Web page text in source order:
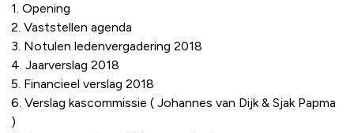
1. Opening
2. Vaststellen agenda
3. Notulen ledenvergadering 2018
4. Jaarverslag 2018
5. Financieel verslag 2018
6. Verslag kascommissie ( Johannes van Dijk & Sjak Papma
)